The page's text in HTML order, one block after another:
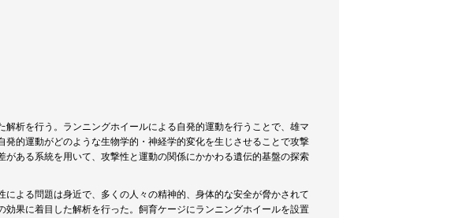
析を行う。ランニングホイールによる自発的運動を行うことで、雄マ
的運動がどのような生物学的・神経学的変化を生じさせることで攻撃
ある系統を用いて、攻撃性と運動の関係にかかわる遺伝的基盤の探索
よる問題は身近で、多くの人々の精神的、身体的な安全が脅かされて
果に着目した解析を行った。飼育ケージにランニングホイールを設置